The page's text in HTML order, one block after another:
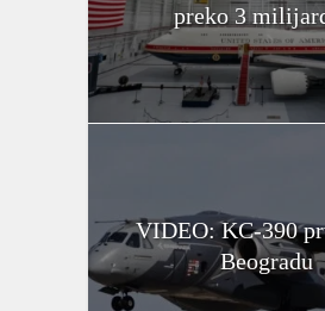
preko 3
VIDEO: KC-390
Beogradu